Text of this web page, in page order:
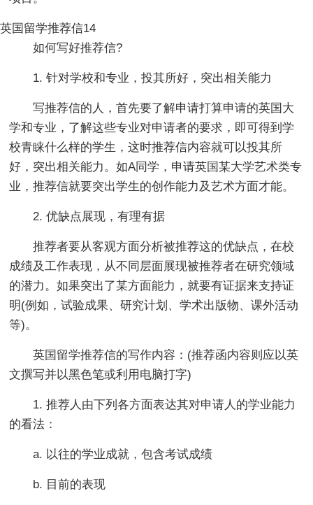
英国留学推荐信14
如何写好推荐信?
1. 针对学校和专业，投其所好，突出相关能力
写推荐信的人，首先要了解申请打算申请的英国大
学和专业，了解这些专业对申请者的要求，即可得到学
校青睐什么样的学生，这时推荐信内容就可以投其所
好，突出相关能力。如A同学，申请英国某大学艺术类专
业，推荐信就要突出学生的创作能力及艺术方面才能。
2. 优缺点展现，有理有据
推荐者要从客观方面分析被推荐这的优缺点，在校
成绩及工作表现，从不同层面展现被推荐者在研究领域
的潜力。如果突出了某方面能力，就要有证据来支持证
明(例如，试验成果、研究计划、学术出版物、课外活动
等)。
英国留学推荐信的写作内容：(推荐函内容则应以英
文撰写并以黑色笔或利用电脑打字)
1. 推荐人由下列各方面表达其对申请人的学业能力
的看法：
a. 以往的学业成就，包含考试成绩
b. 目前的表现